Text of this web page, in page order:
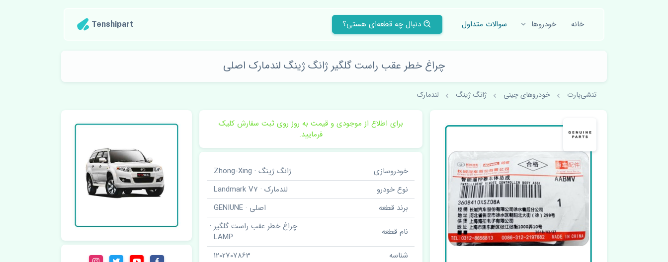
خانه خودروها سوالات متداول دنبال چه قطعه‌ای هستی؟ Tenshipart
چراغ خطر عقب راست گلگیر ژانگ ژینگ لندمارک اصلی
تنشی‌پارت خودروهای چینی ژانگ ژینگ لندمارک
برای اطلاع از موجودی و قیمت به روز روی ثبت سفارش کلیک
فرمایید.
خودروسازی
ژانگ ژینگ · Zhong-Xing
نوع خودرو
لندمارک · Landmark V7
برند قطعه
اصلی · GENIUNE
نام قطعه
چراغ خطر عقب راست گلگیر ·
LAMP
شناسه
1202707863